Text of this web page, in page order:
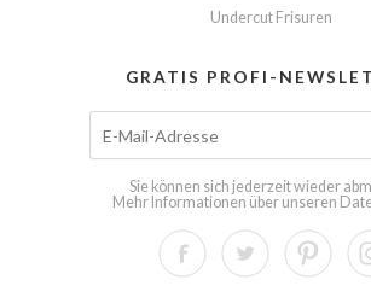
Undercut Frisuren
GRATIS PROFI-
Sie können sich jederzeit wieder
Mehr Informationen über unseren